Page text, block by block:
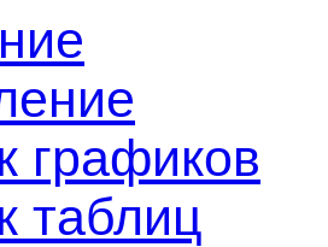
графиков
таблиц